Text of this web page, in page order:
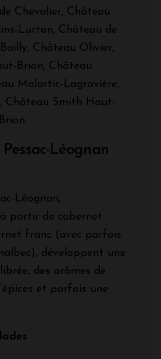
Chevalier, Château
Lurton, Château de
Château Olivier,
Brion, Château
Malartic-Lagravière,
Château Smith Haut-
Léognan
Léognan,
partir de cabernet
franc (avec parfois
développent une
des arômes de
et parfois une